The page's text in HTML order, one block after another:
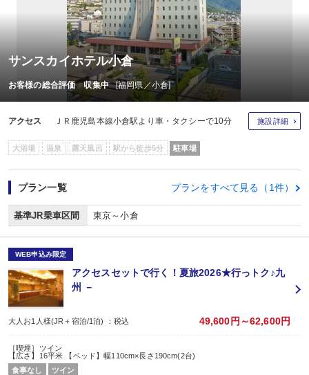
サンスカイホテル小倉
お客様の総合評価 収集中 [福岡県／小倉]
アクセス ＪＲ鹿児島本線小倉駅より車・タクシーで10分 施設詳細
大浴場 温泉 露天風呂 駅から徒歩5分 駐車場
プラン一覧 プランをすべて見る（1件）
基準JR乗車区間 東京～小倉
WEB申込み限定
アクセスセットで行く！夏旅2026★行っトク♪九
州 －
大人お1人様(JR＋宿泊/1泊) ：税込 49,600円～62,600円
［喫煙］ツイン
【広さ】16平米 【ベッド】幅110cm×長さ190cm(2台)
食事なし
ツイン